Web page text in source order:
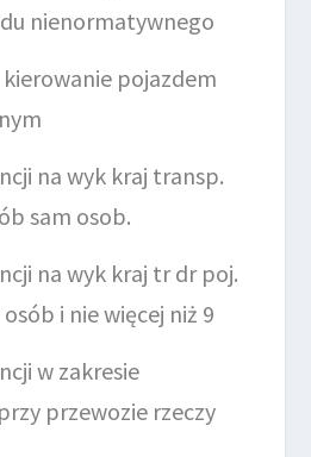
nienormatywnego
pojazdem
na wyk kraj transp.
sam osob.
na wyk kraj tr dr poj.
i nie więcej niż 9
w zakresie
przewozie rzeczy